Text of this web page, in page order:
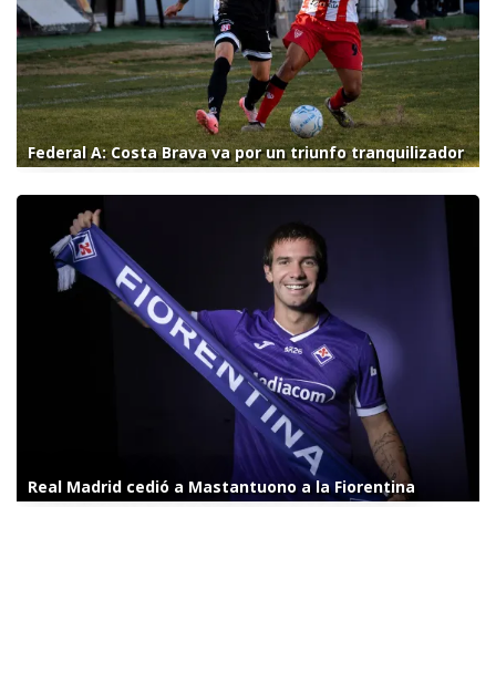
Federal A: Costa Brava va por un triunfo tranquilizador
Real Madrid cedió a Mastantuono a la Fiorentina